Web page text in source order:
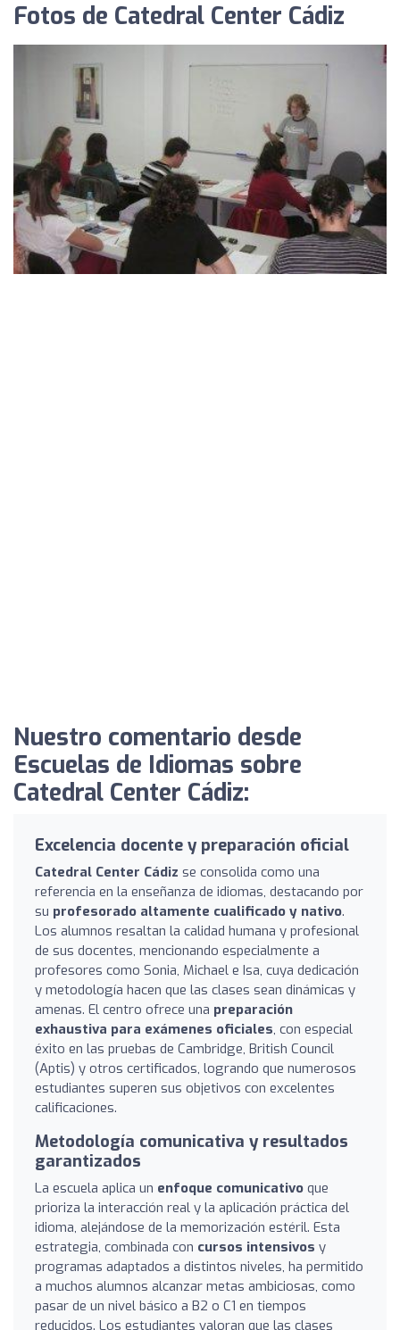
Fotos de Catedral Center Cádiz
Nuestro comentario desde
Escuelas de Idiomas sobre
Catedral Center Cádiz:
Excelencia docente y preparación oficial
Catedral Center Cádiz se consolida como una
referencia en la enseñanza de idiomas, destacando por
su profesorado altamente cualificado y nativo.
Los alumnos resaltan la calidad humana y profesional
de sus docentes, mencionando especialmente a
profesores como Sonia, Michael e Isa, cuya dedicación
y metodología hacen que las clases sean dinámicas y
amenas. El centro ofrece una preparación
exhaustiva para exámenes oficiales, con especial
éxito en las pruebas de Cambridge, British Council
(Aptis) y otros certificados, logrando que numerosos
estudiantes superen sus objetivos con excelentes
calificaciones.
Metodología comunicativa y resultados
garantizados
La escuela aplica un enfoque comunicativo que
prioriza la interacción real y la aplicación práctica del
idioma, alejándose de la memorización estéril. Esta
estrategia, combinada con cursos intensivos y
programas adaptados a distintos niveles, ha permitido
a muchos alumnos alcanzar metas ambiciosas, como
pasar de un nivel básico a B2 o C1 en tiempos
reducidos. Los estudiantes valoran que las clases